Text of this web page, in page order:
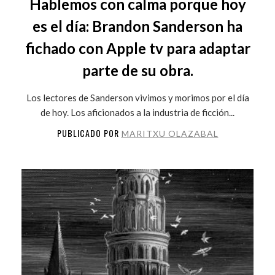
Hablemos con calma porque hoy
es el día: Brandon Sanderson ha
fichado con Apple tv para adaptar
parte de su obra.
Los lectores de Sanderson vivimos y morimos por el día
de hoy. Los aficionados a la industria de ficción...
PUBLICADO POR MARITXU OLAZABAL